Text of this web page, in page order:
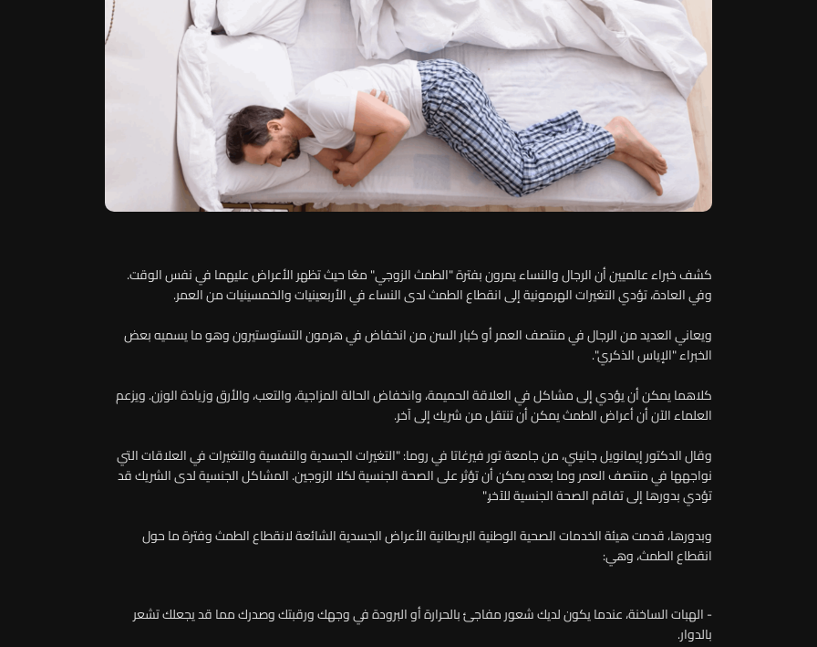
كشف خبراء عالميين أن الرجال والنساء يمرون بفترة "الطمث الزوجي" معًا حيث تظهر الأعراض عليهما في نفس الوقت.
وفي العادة، تؤدي التغيرات الهرمونية إلى انقطاع الطمث لدى النساء في الأربعينيات والخمسينيات من العمر.
ويعاني العديد من الرجال في منتصف العمر أو كبار السن من انخفاض في هرمون التستوستيرون وهو ما يسميه بعض
الخبراء "الإياس الذكري".
كلاهما يمكن أن يؤدي إلى مشاكل في العلاقة الحميمة، وانخفاض الحالة المزاجية، والتعب، والأرق وزيادة الوزن. ويزعم
العلماء الآن أن أعراض الطمث يمكن أن تنتقل من شريك إلى آخر.
وقال الدكتور إيمانويل جانيني، من جامعة تور فيرغاتا في روما: "التغيرات الجسدية والنفسية والتغيرات في العلاقات التي
نواجهها في منتصف العمر وما بعده يمكن أن تؤثر على الصحة الجنسية لكلا الزوجين. المشاكل الجنسية لدى الشريك قد
تؤدي بدورها إلى تفاقم الصحة الجنسية للآخر."
وبدورها، قدمت هيئة الخدمات الصحية الوطنية البريطانية الأعراض الجسدية الشائعة لانقطاع الطمث وفترة ما حول
انقطاع الطمث، وهي:
- الهبات الساخنة، عندما يكون لديك شعور مفاجئ بالحرارة أو البرودة في وجهك ورقبتك وصدرك مما قد يجعلك تشعر
بالدوار.